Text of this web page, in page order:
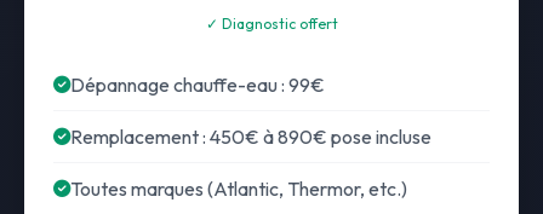
✓ Diagnostic offert
Dépannage chauffe-eau : 99€
Remplacement : 450€ à 890€ pose incluse
Toutes marques (Atlantic, Thermor, etc.)